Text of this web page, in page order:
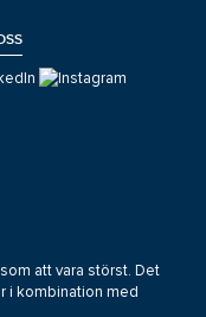
att vara störst. Det
i kombination med